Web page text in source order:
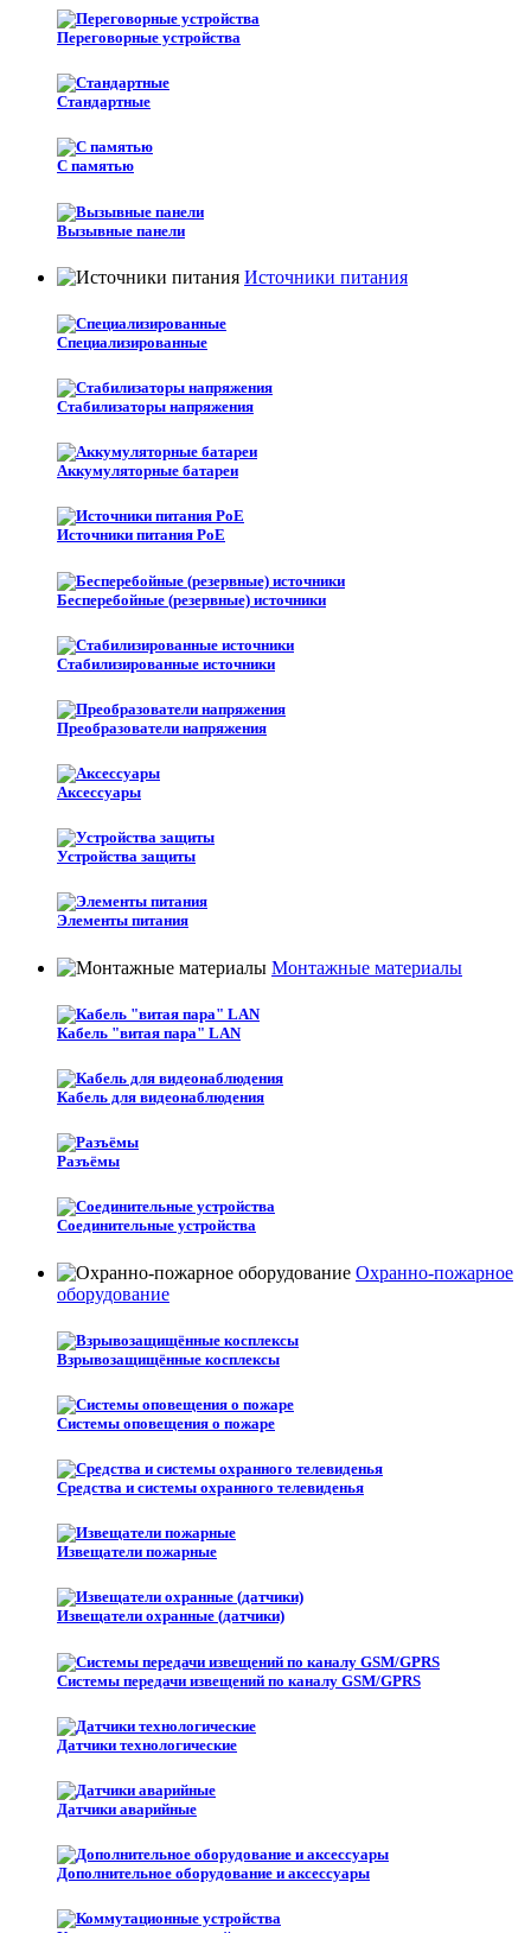
Переговорные устройства
Стандартные
С памятью
Вызывные панели
Источники питания
Специализированные
Стабилизаторы напряжения
Аккумуляторные батареи
Источники питания PoE
Бесперебойные (резервные) источники
Стабилизированные источники
Преобразователи напряжения
Аксессуары
Устройства защиты
Элементы питания
Монтажные материалы
Кабель "витая пара" LAN
Кабель для видеонаблюдения
Разъёмы
Соединительные устройства
Охранно-пожарное
оборудование
Взрывозащищённые косплексы
Системы оповещения о пожаре
Средства и системы охранного телевиденья
Извещатели пожарные
Извещатели охранные (датчики)
Системы передачи извещений по каналу GSM/GPRS
Датчики технологические
Датчики аварийные
Дополнительное оборудование и аксессуары